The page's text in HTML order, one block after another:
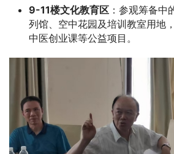
9-11楼文化教育区 ：参观筹备中
列馆、空中花园及培训教室用地
中医创业课等公益项目。